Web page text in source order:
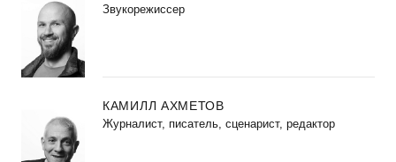
Звукорежиссер
КАМИЛЛ АХМЕТОВ
Журналист, писатель, сценарист, редактор